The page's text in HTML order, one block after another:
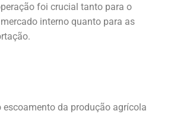
foi crucial tanto para o
interno quanto para as
da produção agrícola